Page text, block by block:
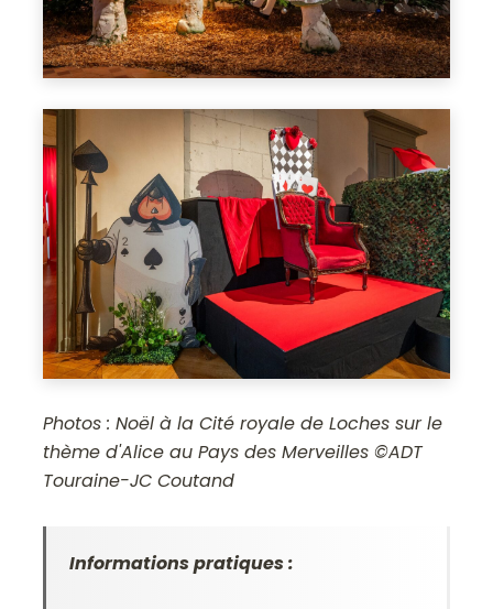
Photos : Noël à la Cité royale de Loches sur le
thème d'Alice au Pays des Merveilles ©ADT
Touraine-JC Coutand
Informations pratiques :